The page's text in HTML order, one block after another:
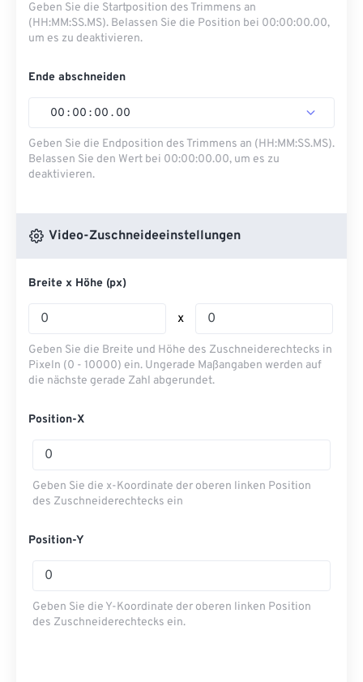
Geben Sie die Startposition des Trimmens an
(HH:MM:SS.MS). Belassen Sie die Position bei 00:00:00.00,
um es zu deaktivieren.
Ende abschneiden
00 : 00 : 00 . 00
Geben Sie die Endposition des Trimmens an (HH:MM:SS.MS).
Belassen Sie den Wert bei 00:00:00.00, um es zu
deaktivieren.
Video-Zuschneideeinstellungen
Breite x Höhe (px)
x
Geben Sie die Breite und Höhe des Zuschneiderechtecks ​​in
Pixeln (0 - 10000) ein. Ungerade Maßangaben werden auf
die nächste gerade Zahl abgerundet.
Position-X
Geben Sie die x-Koordinate der oberen linken Position
des Zuschneiderechtecks ​​ein
Position-Y
Geben Sie die Y-Koordinate der oberen linken Position
des Zuschneiderechtecks ​​ein.